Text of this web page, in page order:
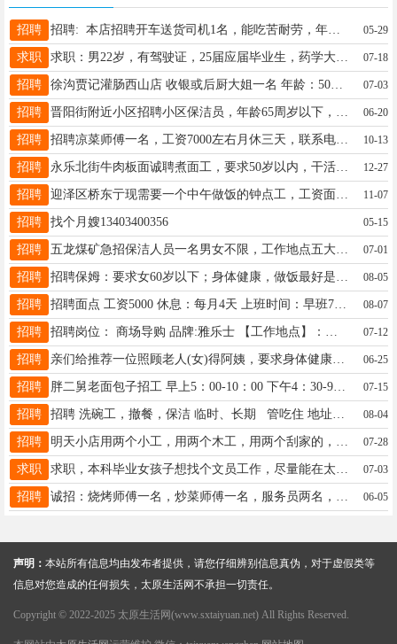
招聘 招聘: 本店招聘开车送货司机1名，能吃苦耐劳，年龄35岁以下，月结，工资6000元，地址，太原市杏花岭区丈子头农产品物流园，电话13283519665。兼职的勿扰！ 05-29
求职 求职：男22岁，有驾驶证，25届应届毕业生，药学大专毕业，身体稍微有点残疾，想找个药房 药店，诊所医生助理工作，有需要的老板请联系15835126066 07-18
招聘 徐沟贾记灌肠西山店 收银或后厨大姐一名 年龄：50岁以下 时间:上午半天一名，下午半天一名（或者全天一名） 薪资:底薪+提成 地址：西山矿务局附近 联系电话:13753175432 07-03
招聘 06-20
招聘 招聘凉菜师傅一名，工资7000左右月休三天，联系电话17277058890 10-13
招聘 永乐北街牛肉板面诚聘煮面工，要求50岁以内，干活利索。 联系电话:19835117620 12-27
招聘 11-07
招聘 找个月嫂13403400356 05-15
招聘 五龙煤矿急招保洁人员一名男女不限，工作地点五大龙沟附近，工资2100.有接送车，有食堂，有意愿者，电联17703412502 07-01
招聘 08-05
招聘 招聘面点 工资5000 休息：每月4天 上班时间：早班7：00-15:00 晚班5：00-10：00 上班地点：太原长风东街水善汇 联系电话：18003510986 08-07
招聘 07-12
招聘 亲们给推荐一位照顾老人(女)得阿姨，要求身体健康，有责任心，有亲和力，心地善良的好人。地址晋中市祁县..工资面议，有意者联系15103418101 06-25
招聘 胖二舅老面包子招工 早上5：00-10：00 下午4：30-9：30 薪资待遇3500元-4000元，男女不限 年龄45-55之内 地址：太原市恒大滨河左岸 联系方式：18035171949 07-15
招聘 08-04
招聘 07-28
求职 07-03
招聘 06-05
声明： 本站所有信息均由发布者提供，请您仔细辨别信息真伪，对于虚假类等
信息对您造成的任何损失，太原生活网不承担一切责任。
Copyright © 2022-2025 太原生活网(www.sxtaiyuan.net) All Rights Reserved.